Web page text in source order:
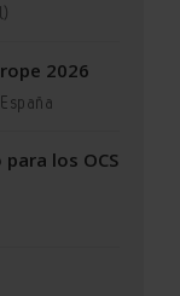
2026
los OCS